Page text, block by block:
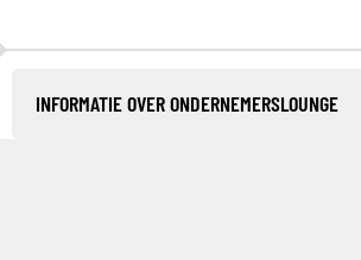
INFORMATIE OVER ONDERNEMERSLOUNGE